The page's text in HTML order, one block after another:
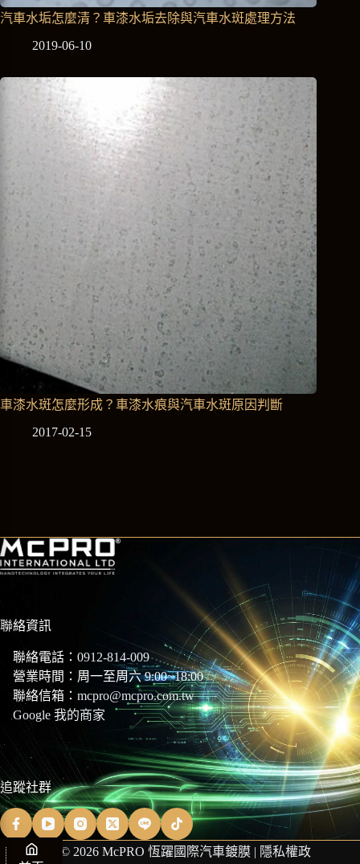
汽車水垢怎麼清？車漆水垢去除與汽車水斑處理方法
2019-06-10
車漆水斑怎麼形成？車漆水痕與汽車水斑原因判斷
2017-02-15
聯絡資訊
聯絡電話： 0912-814-009
營業時間：周一至周六 9:00~18:00
聯絡信箱： mcpro@mcpro.com.tw
Google 我的商家
追蹤社群
Copyright © 2026 McPRO 恆躍國際汽車鍍膜 | 隱私權政